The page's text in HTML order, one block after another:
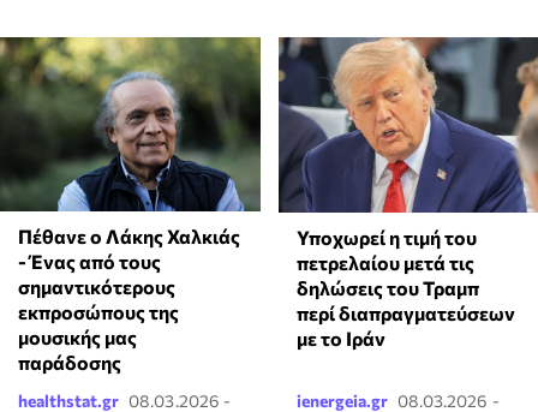
Πέθανε ο Λάκης Χαλκιάς
- Ένας από τους
σημαντικότερους
εκπροσώπους της
μουσικής μας
παράδοσης
healthstat.gr 08.03.2026 -
Υποχωρεί η τιμή του
πετρελαίου μετά τις
δηλώσεις του Τραμπ
περί διαπραγματεύσεων
με το Ιράν
ienergeia.gr 08.03.2026 -